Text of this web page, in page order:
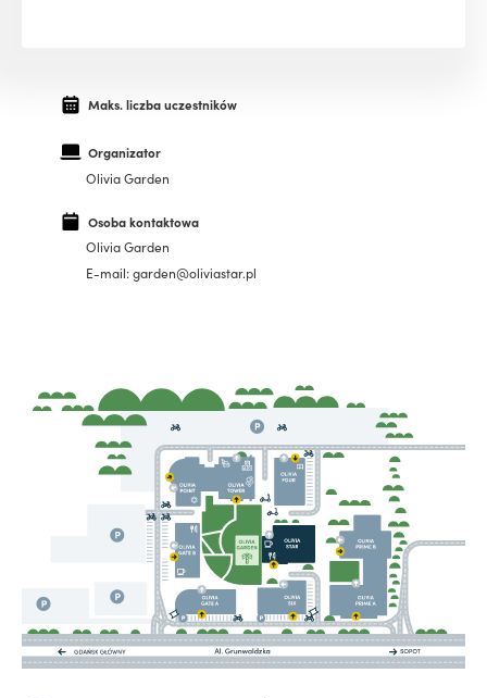
Maks. liczba uczestników
Organizator
Olivia Garden
Osoba kontaktowa
Olivia Garden
E-mail: garden@oliviastar.pl